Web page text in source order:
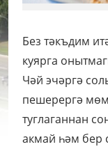
Без тәкъдим
куярга
Чәй эчәргә
пешерергә
туглаганнан
акмай һәм бер